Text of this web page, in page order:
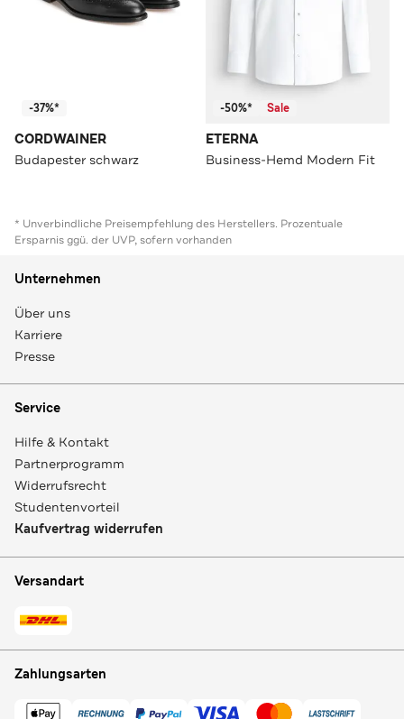
-37%*
CORDWAINER
Budapester schwarz
-50%* Sale
ETERNA
Business-Hemd Modern Fit
* Unverbindliche Preisempfehlung des Herstellers. Prozentuale
Ersparnis ggü. der UVP, sofern vorhanden
Unternehmen
Über uns
Karriere
Presse
Service
Hilfe & Kontakt
Partnerprogramm
Widerrufsrecht
Studentenvorteil
Kaufvertrag widerrufen
Versandart
Zahlungsarten